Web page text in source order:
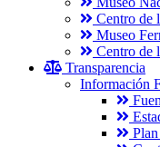
Centro de
Museo
Centro de
Transparencia
Información